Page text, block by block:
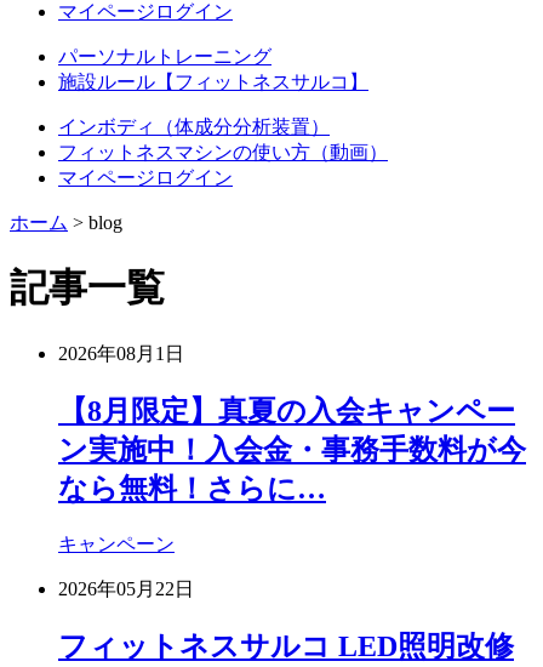
マイページログイン
パーソナルトレーニング
施設ルール【フィットネスサルコ】
インボディ（体成分分析装置）
フィットネスマシンの使い方（動画）
マイページログイン
ホーム > blog
記事一覧
2026年08月1日
【8月限定】真夏の入会キャンペー
ン実施中！入会金・事務手数料が今
なら無料！さらに…
キャンペーン
2026年05月22日
フィットネスサルコ LED照明改修